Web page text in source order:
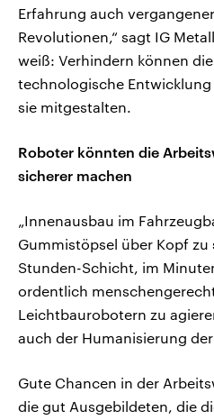
Erfahrung auch
Revolutionen,“ sagt IG
weiß: Verhindern können
technologische
sie mitgestalten.
Roboter könnten die
sicherer machen
„Innenausbau im
Gummistöpsel über Kopf
Stunden-Schicht, im
ordentlich
Leichtbaurobotern zu
auch der Humanisierung
Gute Chancen in der
die gut Ausgebildeten, die